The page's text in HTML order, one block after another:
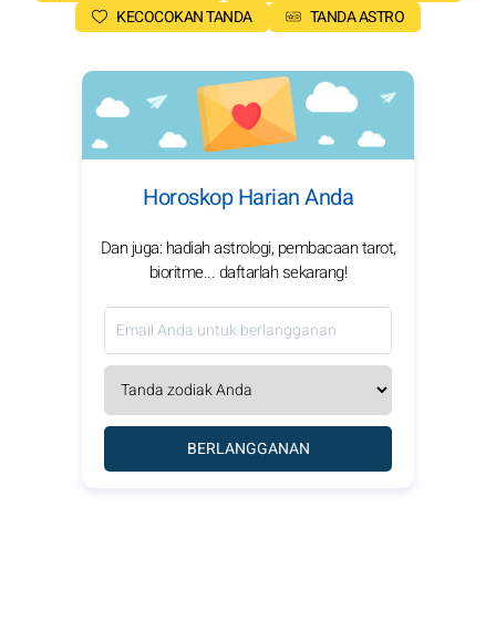
KECOCOKAN TANDA
TANDA ASTRO
Horoskop Harian Anda
Dan juga: hadiah astrologi, pembacaan tarot,
bioritme... daftarlah sekarang!
BERLANGGANAN